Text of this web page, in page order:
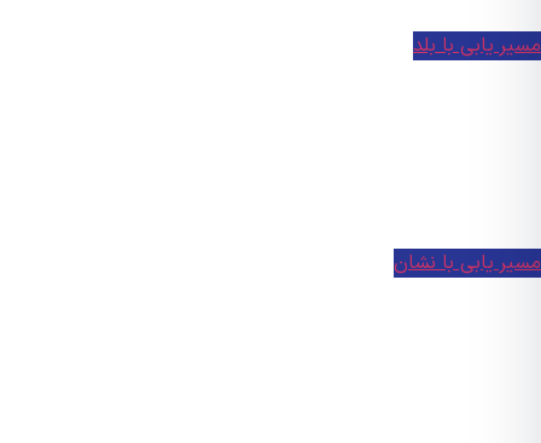
یابی با بلد
یابی با نشان